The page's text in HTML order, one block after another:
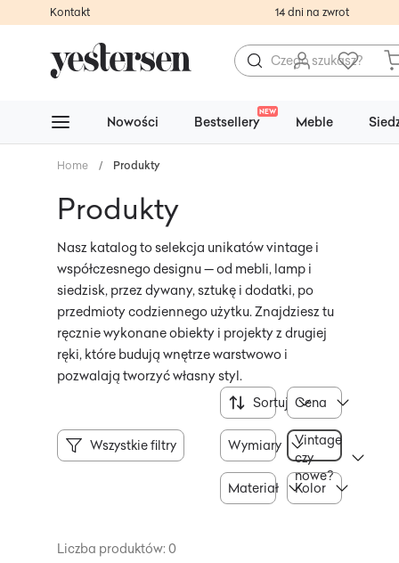
Kontakt 14 dni na zwrot
Nowości Bestsellery
NEW
Meble
Home / Produkty
Produkty
Nasz katalog to selekcja unikatów vintage i
współczesnego designu — od mebli, lamp i
siedzisk, przez dywany, sztukę i dodatki, po
przedmioty codziennego użytku. Znajdziesz tu
ręcznie wykonane obiekty i projekty z drugiej
ręki, które budują wnętrze warstwowo i
pozwalają tworzyć własny styl.
Wszystkie filtry
Sortuj Cena
Wymiary
Vintage
czy
nowe?
Materiał Kolor
Liczba produktów: 0